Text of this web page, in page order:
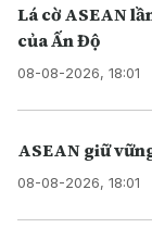
Lá cờ ASEAN
của Ấn Độ
08-08-2026, 18:01
ASEAN giữ
08-08-2026, 18:01